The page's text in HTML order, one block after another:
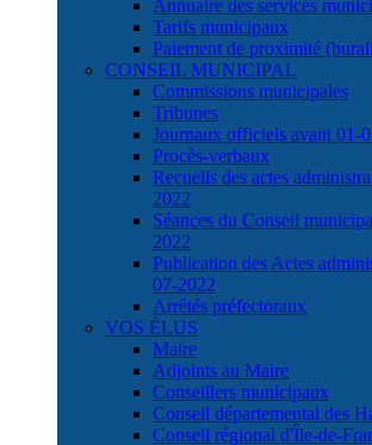
Annuaire des services
Tarifs municipaux
Paiement de proximité
CONSEIL MUNICIPAL
Commissions municipales
Tribunes
Journaux officiels avant 01-
Procès-verbaux
Recueils des actes
2022
Séances du Conseil
2022
Publication des Actes
07-2022
Arrêtés préfectoraux
VOS ÉLUS
Maire
Adjoints au Maire
Conseillers municipaux
Conseil départemental des
Conseil régional d'Île-de-